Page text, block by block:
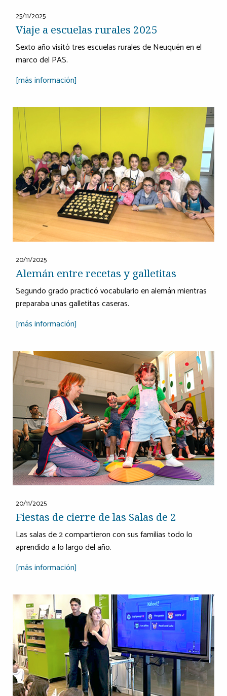
25/11/2025
Viaje a escuelas rurales 2025
Sexto año visitó tres escuelas rurales de Neuquén en el
marco del PAS.
[más información]
20/11/2025
Alemán entre recetas y galletitas
Segundo grado practicó vocabulario en alemán mientras
preparaba unas galletitas caseras.
[más información]
20/11/2025
Fiestas de cierre de las Salas de 2
Las salas de 2 compartieron con sus familias todo lo
aprendido a lo largo del año.
[más información]